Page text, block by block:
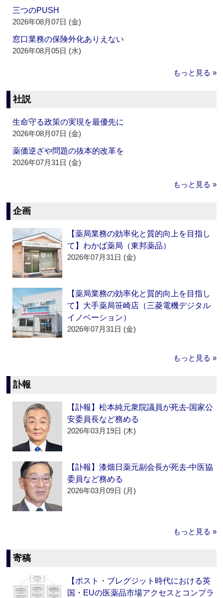
三つのPUSH
2026年08月07日 (金)
窓口業務の保険外化ありえない
2026年08月05日 (水)
もっと見る »
社説
生命守る政策の実現を最優先に
2026年08月07日 (金)
薬価逆ざや問題の抜本的改革を
2026年07月31日 (金)
もっと見る »
企画
【薬局業務の効率化と質的向上を目指し
て】わかば薬局（東邦薬品）
2026年07月31日 (金)
【薬局業務の効率化と質的向上を目指し
て】大手薬局笹崎店（三菱電機デジタル
イノベーション）
2026年07月31日 (金)
もっと見る »
訃報
【訃報】松本純元衆院議員が死去‐国家公
安委員長など務める
2026年03月19日 (木)
【訃報】漆畑日薬元副会長が死去‐中医協
委員など務める
2026年03月09日 (月)
もっと見る »
寄稿
【ポスト・ブレグジット時代における英
国・EUの医薬品市場アクセスとコンプラ